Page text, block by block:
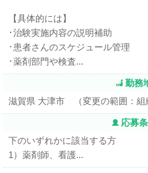
【具体的には】
･治験実施内容の説明補助
･患者さんのスケジュール管理
･薬剤部門や検査...
勤務
滋賀県 大津市 （変更の範囲：組
応募
下のいずれかに該当する方
1）薬剤師、看護...